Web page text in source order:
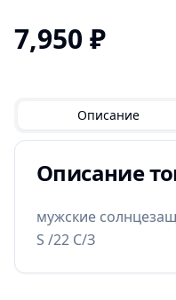
7,950 ₽
Описание
Описание
мужские
S /22 С/З